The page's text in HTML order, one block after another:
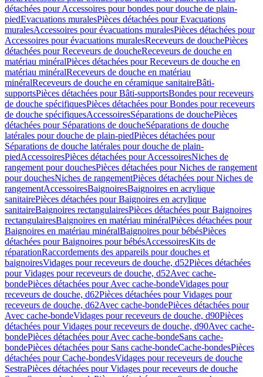
détachées pour Accessoires pour bondes pour douche de plain-
piedEvacuations muralesPièces détachées pour Evacuations
muralesAccessoires pour évacuations muralesPièces détachées pour
Accessoires pour évacuations muralesReceveurs de douchePièces
détachées pour Receveurs de doucheReceveurs de douche en
matériau minéralPièces détachées pour Receveurs de douche en
matériau minéralReceveurs de douche en matériau
minéralReceveurs de douche en céramique sanitaireBâti-
supportsPièces détachées pour Bâti-supportsBondes pour receveurs
de douche spécifiquesPièces détachées pour Bondes pour receveurs
de douche spécifiquesAccessoiresSéparations de douchePièces
détachées pour Séparations de doucheSéparations de douche
latérales pour douche de plain-piedPièces détachées pour
Séparations de douche latérales pour douche de plain-
piedAccessoiresPièces détachées pour AccessoiresNiches de
rangement pour douchesPièces détachées pour Niches de rangement
pour douchesNiches de rangementPièces détachées pour Niches de
rangementAccessoiresBaignoiresBaignoires en acrylique
sanitairePièces détachées pour Baignoires en acrylique
sanitaireBaignoires rectangulairesPièces détachées pour Baignoires
rectangulairesBaignoires en matériau minéralPièces détachées pour
Baignoires en matériau minéralBaignoires pour bébésPièces
détachées pour Baignoires pour bébésAccessoiresKits de
réparationRaccordements des appareils pour douches et
baignoiresVidages pour receveurs de douche, d52Pièces détachées
pour Vidages pour receveurs de douche, d52Avec cache-
bondePièces détachées pour Avec cache-bondeVidages pour
receveurs de douche, d62Pièces détachées pour Vidages pour
receveurs de douche, d62Avec cache-bondePièces détachées pour
Avec cache-bondeVidages pour receveurs de douche, d90Pièces
détachées pour Vidages pour receveurs de douche, d90Avec cache-
bondePièces détachées pour Avec cache-bondeSans cache-
bondePièces détachées pour Sans cache-bondeCache-bondesPièces
détachées pour Cache-bondesVidages pour receveurs de douche
SestraPièces détachées pour Vidages pour receveurs de douche